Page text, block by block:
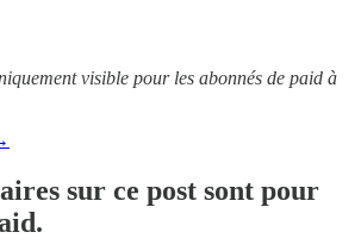
visible pour les abonnés de paid à
sur ce post sont pour